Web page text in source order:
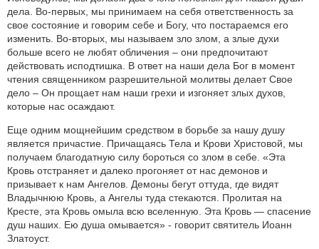
дела. Во-первых, мы принимаем на себя ответственность за
свое состояние и говорим себе и Богу, что постараемся его
изменить. Во-вторых, мы называем зло злом, а злые духи
больше всего не любят обличения – они предпочитают
действовать исподтишка. В ответ на наши дела Бог в момент
чтения священником разрешительной молитвы делает Свое
дело – Он прощает нам наши грехи и изгоняет злых духов,
которые нас осаждают.
Еще одним мощнейшим средством в борьбе за нашу душу
является причастие. Причащаясь Тела и Крови Христовой, мы
получаем благодатную силу бороться со злом в себе. «Эта
Кровь отстраняет и далеко прогоняет от нас демонов и
призывает к нам Ангелов. Демоны бегут оттуда, где видят
Владычнюю Кровь, а Ангелы туда стекаются. Пролитая на
Кресте, эта Кровь омыла всю вселенную. Эта Кровь — спасение
душ наших. Ею душа омывается» - говорит святитель Иоанн
Златоуст.